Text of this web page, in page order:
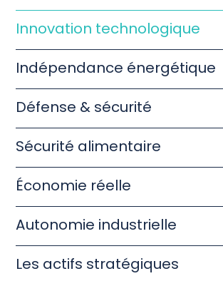
Innovation technologique
Indépendance énergétique
Défense & sécurité
Sécurité alimentaire
Économie réelle
Autonomie industrielle
Les actifs stratégiques